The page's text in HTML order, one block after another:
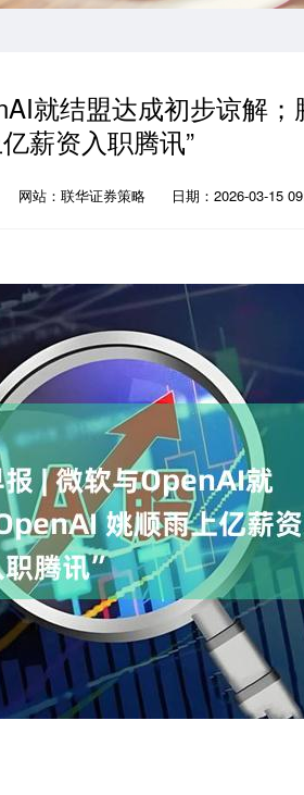
就结盟达成初步谅解；
薪资入职腾讯”
网站：联华证券策略 日期：2026-03-15